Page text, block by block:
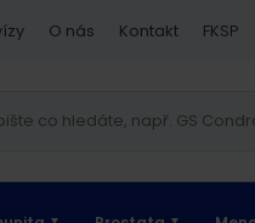
O nás Kontakt FKSP